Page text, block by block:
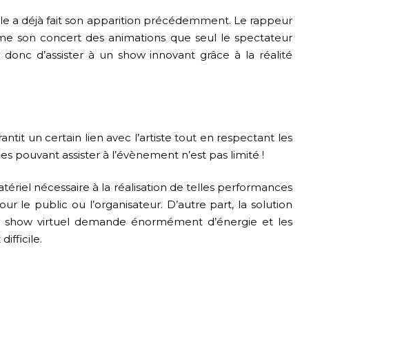
a déjà fait son apparition précédemment. Le rappeur
son concert des animations que seul le spectateur
d’assister à un show innovant grâce à la réalité
un certain lien avec l’artiste tout en respectant les
pouvant assister à l’évènement n’est pas limité !
nécessaire à la réalisation de telles performances
le public ou l’organisateur. D’autre part, la solution
virtuel demande énormément d’énergie et les